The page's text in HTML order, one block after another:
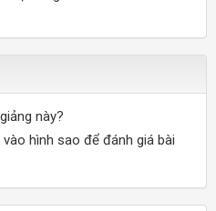
này?
vào hình sao để đánh giá bài